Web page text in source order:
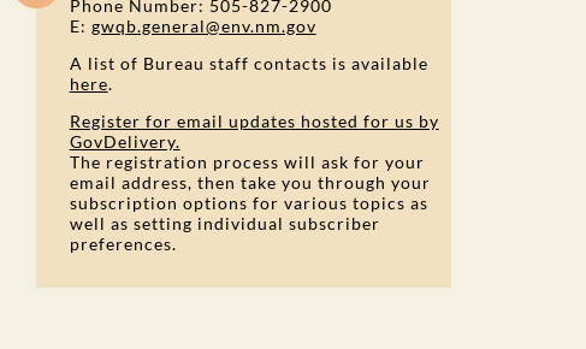
Phone Number: 505-827-2900
E: gwqb.general@env.nm.gov
A list of Bureau staff contacts is available
here.
Register for email updates hosted for us by
GovDelivery.
The registration process will ask for your
email address, then take you through your
subscription options for various topics as
well as setting individual subscriber
preferences.